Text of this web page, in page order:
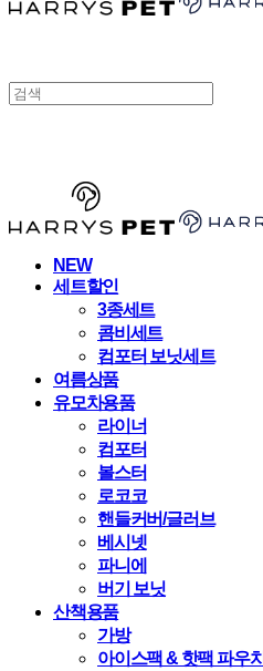
NEW
세트할인
3종세트
콤비세트
컴포터 보닛세트
여름상품
유모차용품
라이너
컴포터
볼스터
로코코
핸들커버/글러브
베시넷
파니에
버기 보닛
산책용품
가방
아이스팩 & 핫팩 파우치